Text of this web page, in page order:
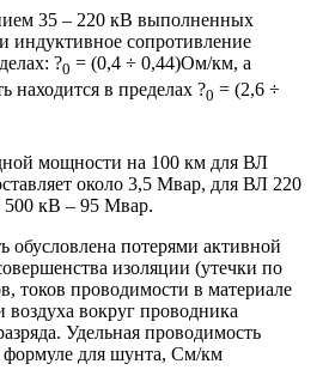
35 – 220 кВ выполненных
сопротивление
?0 = (0,4 ÷ 0,44)Ом/км, а
находится в пределах ?0 = (2,6 ÷
мощности на 100 км для ВЛ
около 3,5 Мвар, для ВЛ 220
кВ – 95 Мвар.
обусловлена потерями активной
изоляции (утечки по
токов проводимости в материале
воздуха вокруг проводника
Удельная проводимость
формуле для шунта, См/км